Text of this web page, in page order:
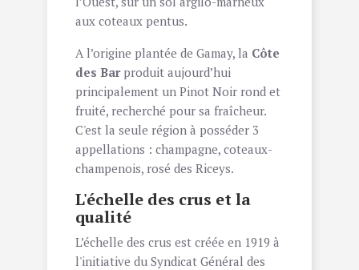
aux coteaux pentus.
A l’origine plantée de Gamay, la Côte
des Barproduit aujourd’hui
principalement un Pinot Noir rond et
fruité, recherché pour sa fraîcheur.
C'est la seule région à posséder 3
appellations : champagne, coteaux-
champenois, rosé des Riceys.
L'échelle des crus et la
qualité
L’échelle des crus est créée en 1919 à
l'initiative du Syndicat Général des